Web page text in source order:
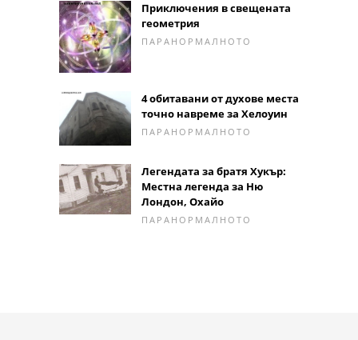
Приключения в свещената
геометрия
ПАРАНОРМАЛНОТО
4 обитавани от духове места
точно навреме за Хелоуин
ПАРАНОРМАЛНОТО
Легендата за братя Хукър:
Местна легенда за Ню
Лондон, Охайо
ПАРАНОРМАЛНОТО